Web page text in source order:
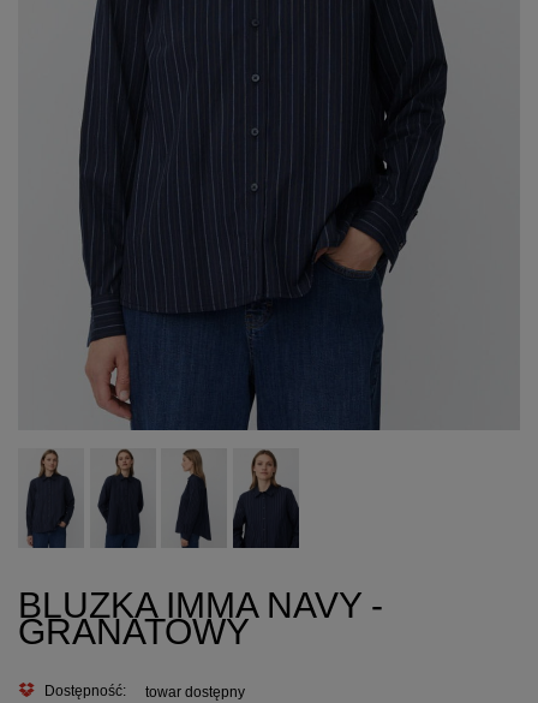
BLUZKA IMMA NAVY -
GRANATOWY
Dostępność:
towar dostępny